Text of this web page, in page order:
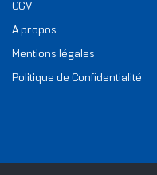
CGV
A propos
Mentions légales
Politique de Confidentialité